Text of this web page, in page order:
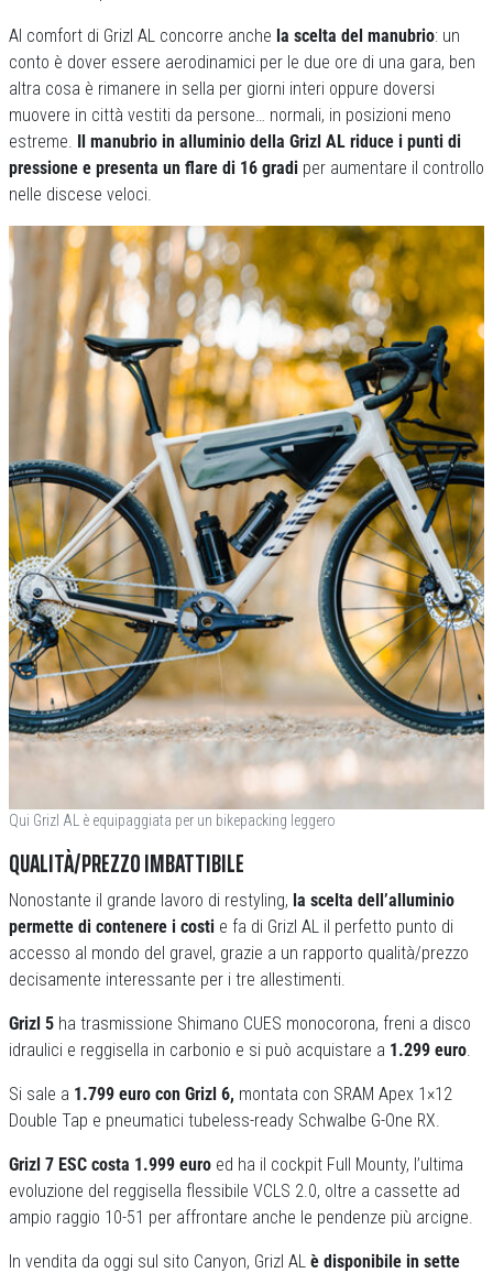
Al comfort di Grizl AL concorre anche la scelta del manubrio: un
conto è dover essere aerodinamici per le due ore di una gara, ben
altra cosa è rimanere in sella per giorni interi oppure doversi
muovere in città vestiti da persone… normali, in posizioni meno
estreme. Il manubrio in alluminio della Grizl AL riduce i punti di
pressione e presenta un flare di 16 gradi per aumentare il controllo
nelle discese veloci.
Qui Grizl AL è equipaggiata per un bikepacking leggero
QUALITÀ/PREZZO IMBATTIBILE
Nonostante il grande lavoro di restyling, la scelta dell’alluminio
permette di contenere i costi e fa di Grizl AL il perfetto punto di
accesso al mondo del gravel, grazie a un rapporto qualità/prezzo
decisamente interessante per i tre allestimenti.
Grizl 5 ha trasmissione Shimano CUES monocorona, freni a disco
idraulici e reggisella in carbonio e si può acquistare a 1.299 euro
Si sale a 1.799 euro con Grizl 6, montata con SRAM Apex 1×12
Double Tap e pneumatici tubeless-ready Schwalbe G-One RX.
Grizl 7 ESC costa 1.999 euro ed ha il cockpit Full Mounty, l’ultima
evoluzione del reggisella flessibile VCLS 2.0, oltre a cassette ad
ampio raggio 10-51 per affrontare anche le pendenze più arcigne.
In vendita da oggi sul sito Canyon, Grizl AL è disponibile in sette